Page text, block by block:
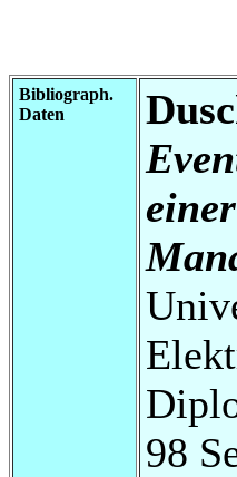
Bibliograph.
Daten
98